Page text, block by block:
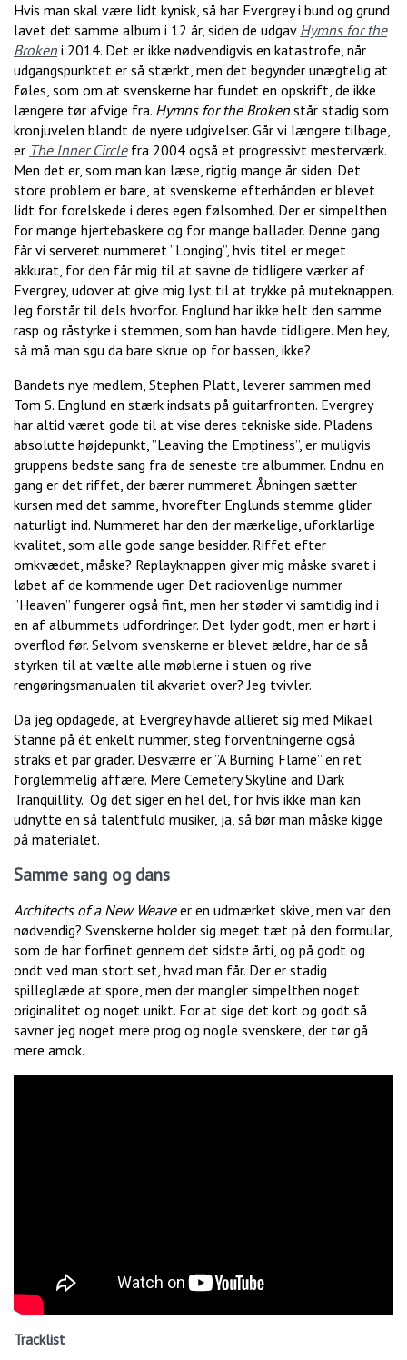
Hvis man skal være lidt kynisk, så har Evergrey i bund og grund
lavet det samme album i 12 år, siden de udgav Hymns for the
Broken i 2014. Det er ikke nødvendigvis en katastrofe, når
udgangspunktet er så stærkt, men det begynder unægtelig at
føles, som om at svenskerne har fundet en opskrift, de ikke
længere tør afvige fra. Hymns for the Broken står stadig som
kronjuvelen blandt de nyere udgivelser. Går vi længere tilbage,
er The Inner Circle fra 2004 også et progressivt mesterværk.
Men det er, som man kan læse, rigtig mange år siden. Det
store problem er bare, at svenskerne efterhånden er blevet
lidt for forelskede i deres egen følsomhed. Der er simpelthen
for mange hjertebaskere og for mange ballader. Denne gang
får vi serveret nummeret ”Longing”, hvis titel er meget
akkurat, for den får mig til at savne de tidligere værker af
Evergrey, udover at give mig lyst til at trykke på muteknappen.
Jeg forstår til dels hvorfor. Englund har ikke helt den samme
rasp og råstyrke i stemmen, som han havde tidligere. Men hey,
så må man sgu da bare skrue op for bassen, ikke?
Bandets nye medlem, Stephen Platt, leverer sammen med
Tom S. Englund en stærk indsats på guitarfronten. Evergrey
har altid været gode til at vise deres tekniske side. Pladens
absolutte højdepunkt, ”Leaving the Emptiness”, er muligvis
gruppens bedste sang fra de seneste tre albummer. Endnu en
gang er det riffet, der bærer nummeret. Åbningen sætter
kursen med det samme, hvorefter Englunds stemme glider
naturligt ind. Nummeret har den der mærkelige, uforklarlige
kvalitet, som alle gode sange besidder. Riffet efter
omkvædet, måske? Replayknappen giver mig måske svaret i
løbet af de kommende uger. Det radiovenlige nummer
”Heaven” fungerer også fint, men her støder vi samtidig ind i
en af albummets udfordringer. Det lyder godt, men er hørt i
overflod før. Selvom svenskerne er blevet ældre, har de så
styrken til at vælte alle møblerne i stuen og rive
rengøringsmanualen til akvariet over? Jeg tvivler.
Da jeg opdagede, at Evergrey havde allieret sig med Mikael
Stanne på ét enkelt nummer, steg forventningerne også
straks et par grader. Desværre er ”A Burning Flame” en ret
forglemmelig affære. Mere Cemetery Skyline and Dark
Tranquillity. Og det siger en hel del, for hvis ikke man kan
udnytte en så talentfuld musiker, ja, så bør man måske kigge
på materialet.
Samme sang og dans
Architects of a New Weaveer en udmærket skive, men var den
nødvendig? Svenskerne holder sig meget tæt på den formular,
som de har forfinet gennem det sidste årti, og på godt og
ondt ved man stort set, hvad man får. Der er stadig
spilleglæde at spore, men der mangler simpelthen noget
originalitet og noget unikt. For at sige det kort og godt så
savner jeg noget mere prog og nogle svenskere, der tør gå
mere amok.
Tracklist